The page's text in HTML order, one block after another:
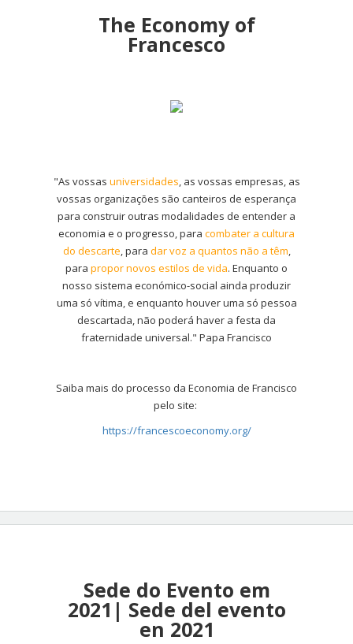
The Economy of
Francesco
"As vossas universidades, as vossas empresas, as
vossas organizações são canteiros de esperança
para construir outras modalidades de entender a
economia e o progresso, para combater a cultura
do descarte, para dar voz a quantos não a têm,
para propor novos estilos de vida. Enquanto o
nosso sistema económico-social ainda produzir
uma só vítima, e enquanto houver uma só pessoa
descartada, não poderá haver a festa da
fraternidade universal." Papa Francisco
Saiba mais do processo da Economia de Francisco
pelo site:
https://francescoeconomy.org/
Sede do Evento em
2021| Sede del evento
en 2021